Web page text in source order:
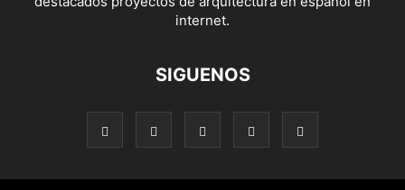
internet.
SIGUENOS